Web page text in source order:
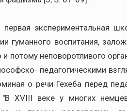
экспериментальная
гуманного воспитания,
потому неповоротливого
педагогическими
о речи Гехеба перед
XVIII веке у многих